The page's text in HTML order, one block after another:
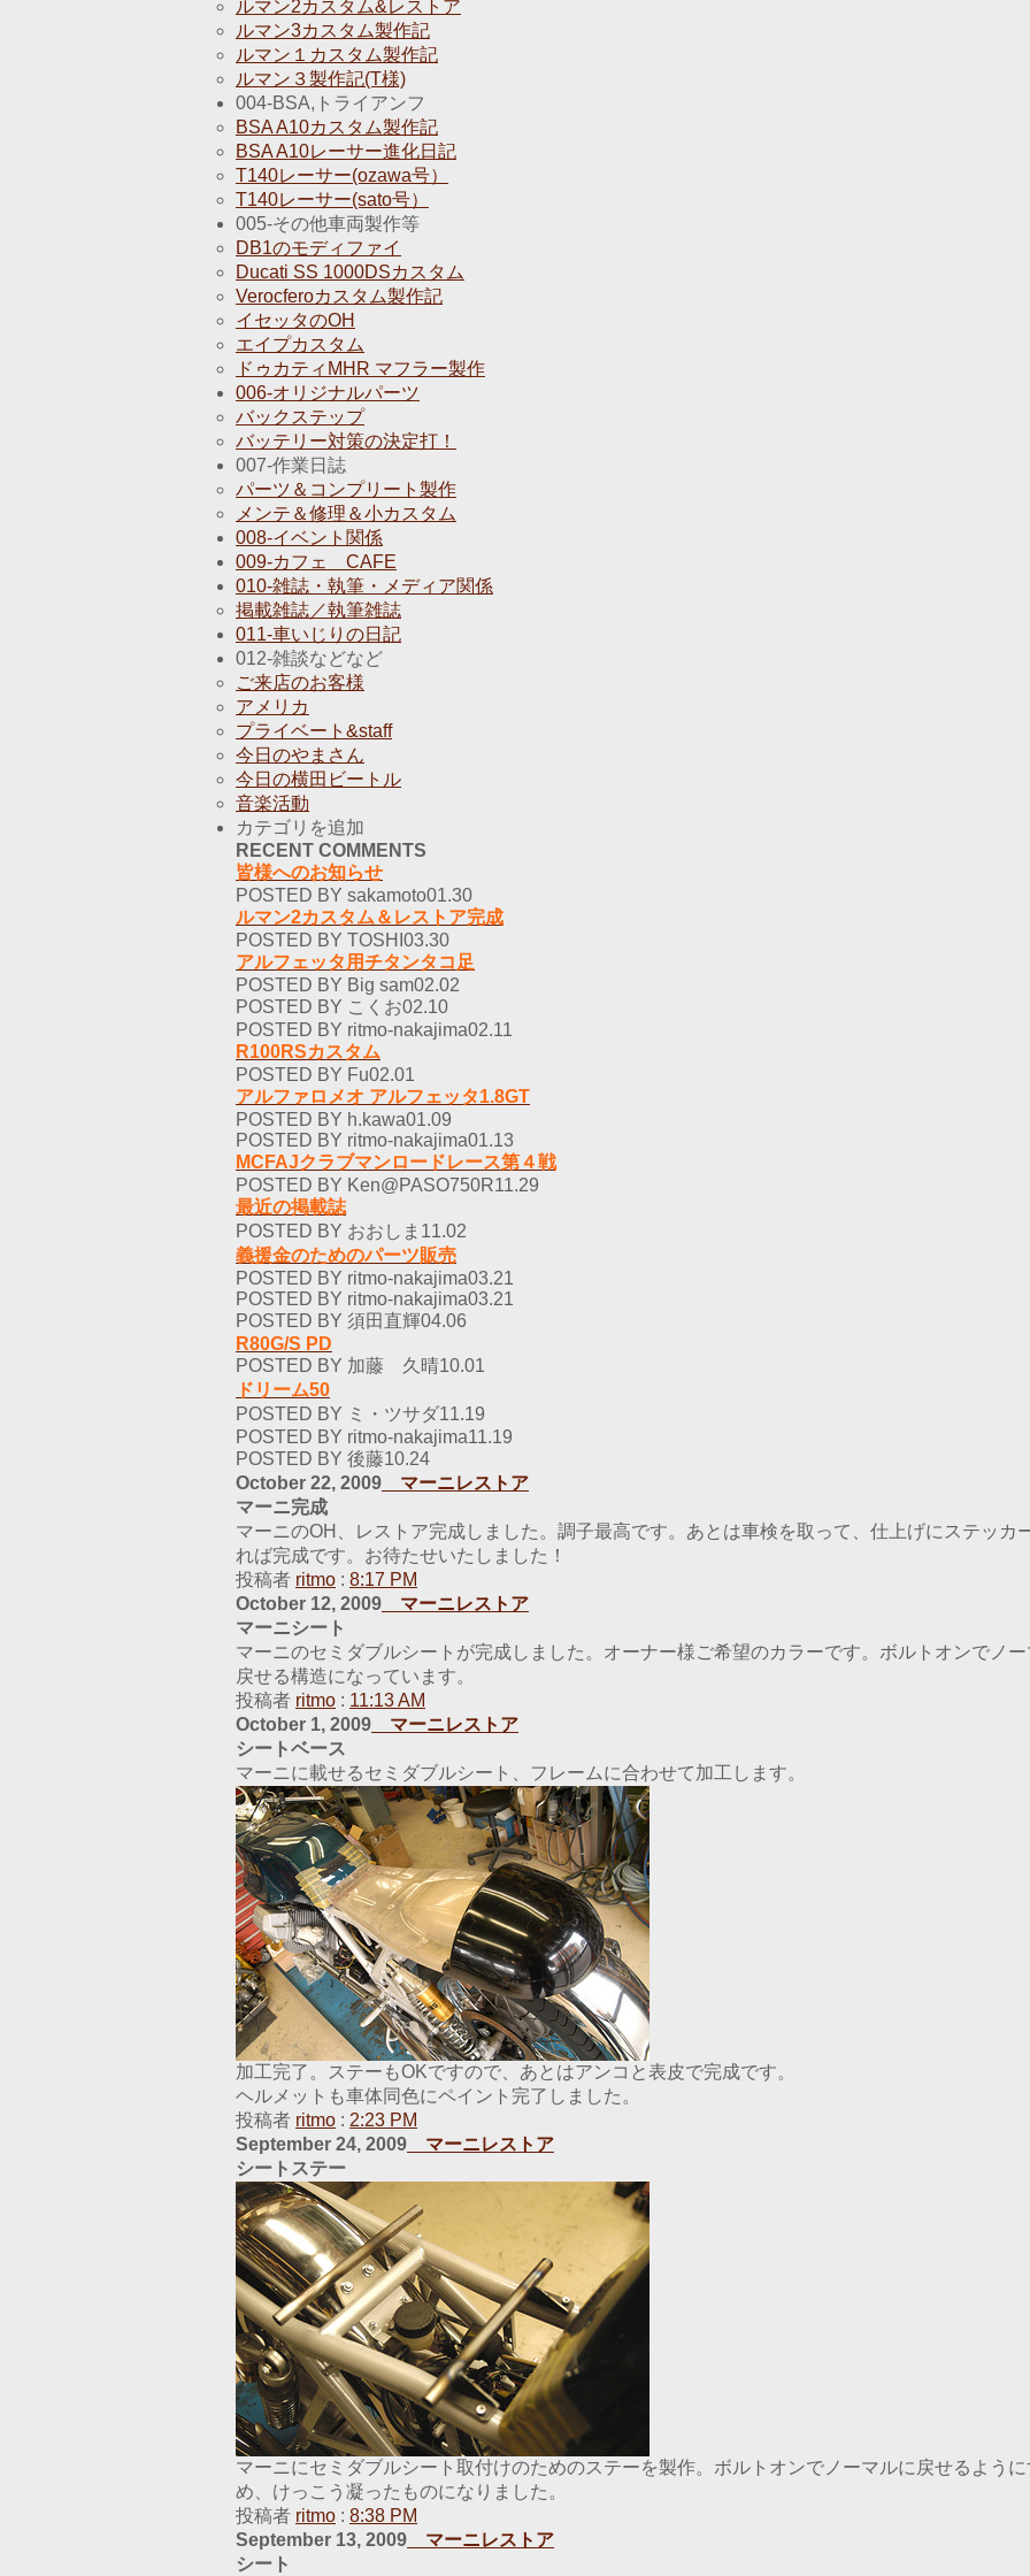
ルマン2カスタム&レストア
ルマン3カスタム製作記
ルマン１カスタム製作記
ルマン３製作記(T様)
004-BSA,トライアンフ
BSA A10カスタム製作記
BSA A10レーサー進化日記
T140レーサー(ozawa号）
T140レーサー(sato号）
005-その他車両製作等
DB1のモディファイ
Ducati SS 1000DSカスタム
Verocferoカスタム製作記
イセッタのOH
エイプカスタム
ドゥカティMHR マフラー製作
006-オリジナルパーツ
バックステップ
バッテリー対策の決定打！
007-作業日誌
パーツ＆コンプリート製作
メンテ＆修理＆小カスタム
008-イベント関係
009-カフェ CAFE
010-雑誌・執筆・メディア関係
掲載雑誌／執筆雑誌
011-車いじりの日記
012-雑談などなど
ご来店のお客様
アメリカ
プライベート&staff
今日のやまさん
今日の横田ビートル
音楽活動
カテゴリを追加
RECENT COMMENTS
皆様へのお知らせ
POSTED BY sakamoto01.30
ルマン2カスタム＆レストア完成
POSTED BY TOSHI03.30
アルフェッタ用チタンタコ足
POSTED BY Big sam02.02
POSTED BY こくお02.10
POSTED BY ritmo-nakajima02.11
R100RSカスタム
POSTED BY Fu02.01
アルファロメオ アルフェッタ1.8GT
POSTED BY h.kawa01.09
POSTED BY ritmo-nakajima01.13
MCFAJクラブマンロードレース第４戦
POSTED BY Ken@PASO750R11.29
最近の掲載誌
POSTED BY おおしま11.02
義援金のためのパーツ販売
POSTED BY ritmo-nakajima03.21
POSTED BY ritmo-nakajima03.21
POSTED BY 須田直輝04.06
R80G/S PD
POSTED BY 加藤 久晴10.01
ドリーム50
POSTED BY ミ・ツサダ11.19
POSTED BY ritmo-nakajima11.19
POSTED BY 後藤10.24
October 22, 2009 マーニレストア
マーニ完成
マーニのOH、レストア完成しました。調子最高です。あとは車検を取って、仕上げにステッカ
れば完成です。お待たせいたしました！
投稿者 ritmo : 8:17 PM
October 12, 2009 マーニレストア
マーニシート
マーニのセミダブルシートが完成しました。オーナー様ご希望のカラーです。ボルトオンでノ
戻せる構造になっています。
投稿者 ritmo : 11:13 AM
October 1, 2009 マーニレストア
シートベース
マーニに載せるセミダブルシート、フレームに合わせて加工します。
加工完了。ステーもOKですので、あとはアンコと表皮で完成です。
ヘルメットも車体同色にペイント完了しました。
投稿者 ritmo : 2:23 PM
September 24, 2009 マーニレストア
シートステー
マーニにセミダブルシート取付けのためのステーを製作。ボルトオンでノーマルに戻せるよう
め、けっこう凝ったものになりました。
投稿者 ritmo : 8:38 PM
September 13, 2009 マーニレストア
シート